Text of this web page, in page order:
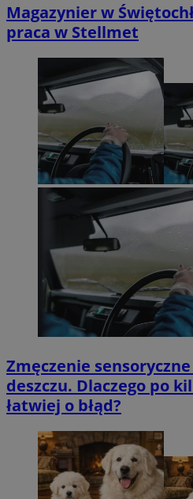
Magazynier w
praca w Stellmet
Zmęczenie
deszczu. Dlaczego po
łatwiej o błąd?